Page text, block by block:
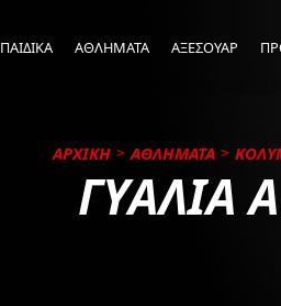
ΠΑΙΔΙΚΑ ΑΘΛΗΜΑΤΑ ΑΞΕΣΟΥΑΡ
ΑΡΧΙΚΗ ΑΘΛΗΜΑΤΑ
ΓΥΑΛΙΑ